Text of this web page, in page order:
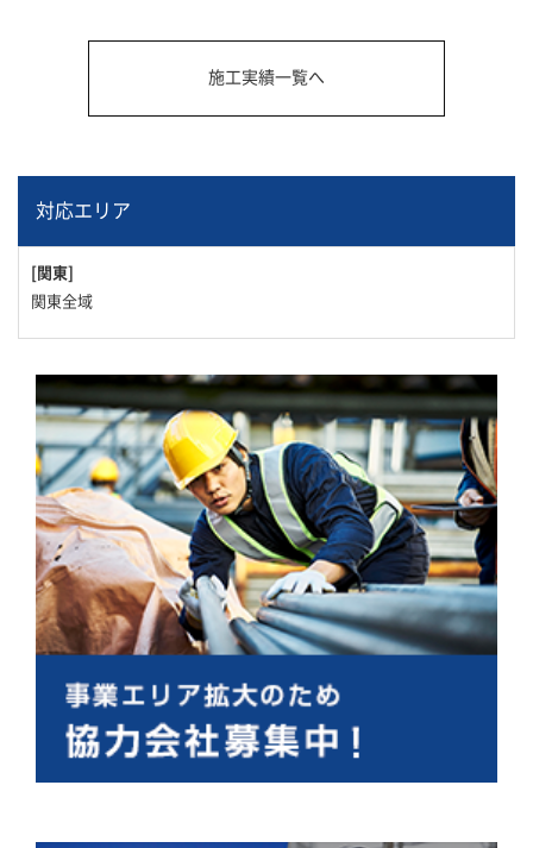
施工実績一覧へ
対応エリア
[関東]
関東全域